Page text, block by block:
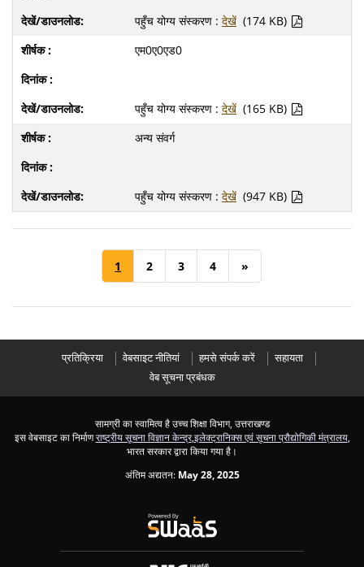
पहुँच योग्य संस्करण : देखें (174 KB)
एम0ए0एड0
पहुँच योग्य संस्करण : देखें (165 KB)
अन्य संवर्ग
पहुँच योग्य संस्करण : देखें (947 KB)
1 2 3 4 »
प्रतिक्रिया वेबसाइट नीतियां हमसे संपर्क करें
सहायता
वेब सूचना प्रबंधक
सामग्री का स्वामित्व है उच्च शिक्षा विभाग, उत्तराखण्ड
इस वेबसाइट का निर्माणराष्ट्रीय सूचना विज्ञान केन्द्र,इलेक्ट्रानिक्स एवं सूचना प्रौद्योगिकी मंत्रालय,
भारत सरकार द्वारा किया गया है।
अंतिम अद्यतन: May 28, 2025